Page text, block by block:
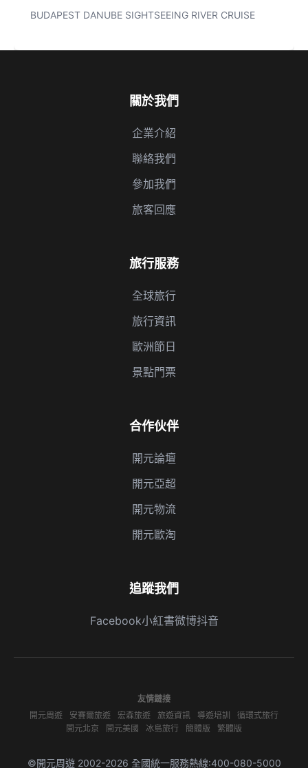
BUDAPEST DANUBE SIGHTSEEING RIVER CRUISE
關於我們
企業介紹
聯絡我們
參加我們
旅客回應
旅行服務
全球旅行
旅行資訊
歐洲節日
景點門票
合作伙伴
開元論壇
開元亞超
開元物流
開元歐淘
追蹤我們
Facebook小紅書微博抖音
友情鏈接
開元周遊
安賽爾旅遊 宏森旅遊 旅遊資訊 導遊培訓
循環式旅行
開元北京
開元美國 冰島旅行 簡體版 繁體版
©開元周遊 2002-2026 全國統一服務熱線:400-080-5000